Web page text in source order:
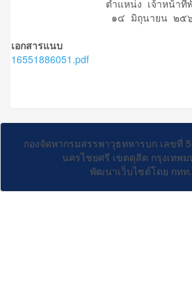
ตำแหน่ง เจ้าหน้าที่
๑๔ มิถุนายน ๒๕
เอกสารแนบ
16551886051.pdf
กองจัดหากรมสรรพาวุธทหารบก เลขที่
นครไชยศรี เขตดุสิต กรุงเทพ
พัฒนาเว็บไซต์โดย กทท